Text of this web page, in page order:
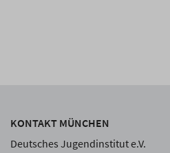
KONTAKT MÜNCHEN
Deutsches Jugendinstitut e.V.